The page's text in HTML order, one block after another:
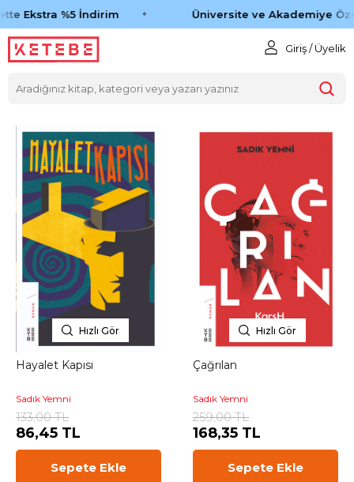
Ekstra %5 İndirim Üniversite ve Akademiye
Giriş / Üyelik
Hızlı Gör
Hayalet Kapısı
Sadık Yemni
133,00 TL
86,45 TL
Sepete Ekle
Hızlı Gör
Çağrılan
Sadık Yemni
259,00 TL
168,35 TL
Sepete Ekle